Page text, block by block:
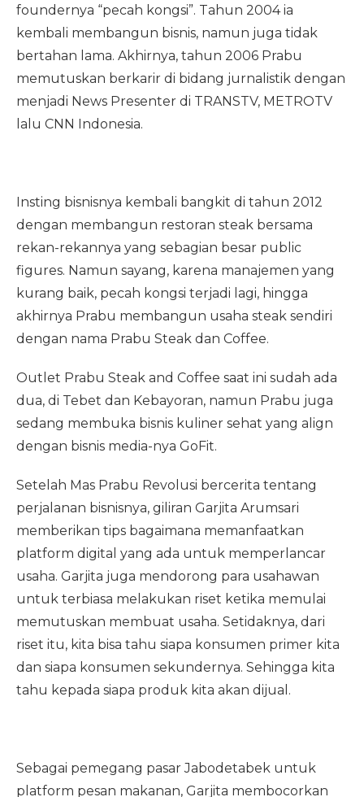
foundernya “pecah kongsi”. Tahun 2004 ia
kembali membangun bisnis, namun juga tidak
bertahan lama. Akhirnya, tahun 2006 Prabu
memutuskan berkarir di bidang jurnalistik dengan
menjadi News Presenter di TRANSTV, METROTV
lalu CNN Indonesia.
Insting bisnisnya kembali bangkit di tahun 2012
dengan membangun restoran steak bersama
rekan-rekannya yang sebagian besar public
figures. Namun sayang, karena manajemen yang
kurang baik, pecah kongsi terjadi lagi, hingga
akhirnya Prabu membangun usaha steak sendiri
dengan nama Prabu Steak dan Coffee.
Outlet Prabu Steak and Coffee saat ini sudah ada
dua, di Tebet dan Kebayoran, namun Prabu juga
sedang membuka bisnis kuliner sehat yang align
dengan bisnis media-nya GoFit.
Setelah Mas Prabu Revolusi bercerita tentang
perjalanan bisnisnya, giliran Garjita Arumsari
memberikan tips bagaimana memanfaatkan
platform digital yang ada untuk memperlancar
usaha. Garjita juga mendorong para usahawan
untuk terbiasa melakukan riset ketika memulai
memutuskan membuat usaha. Setidaknya, dari
riset itu, kita bisa tahu siapa konsumen primer kita
dan siapa konsumen sekundernya. Sehingga kita
tahu kepada siapa produk kita akan dijual.
Sebagai pemegang pasar Jabodetabek untuk
platform pesan makanan, Garjita membocorkan